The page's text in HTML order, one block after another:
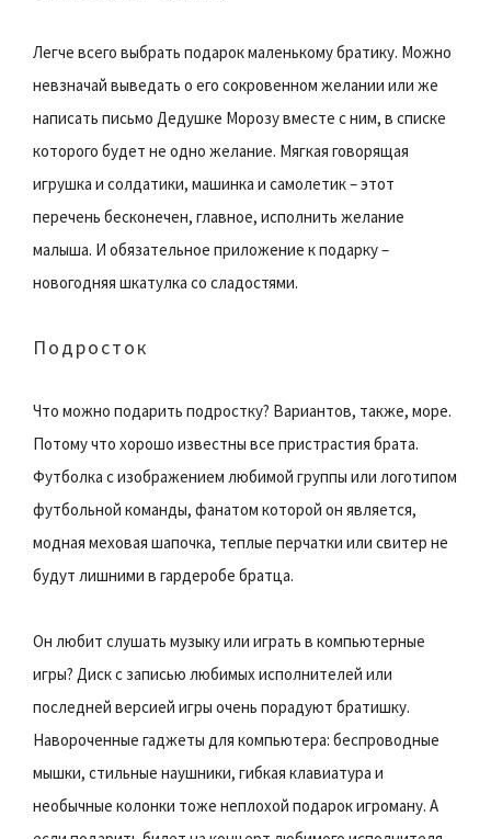
Легче всего выбрать подарок маленькому братику. Можно
невзначай выведать о его сокровенном желании или же
написать письмо Дедушке Морозу вместе с ним, в списке
которого будет не одно желание. Мягкая говорящая
игрушка и солдатики, машинка и самолетик – этот
перечень бесконечен, главное, исполнить желание
малыша. И обязательное приложение к подарку –
новогодняя шкатулка со сладостями.
Подросток
Что можно подарить подростку? Вариантов, также, море.
Потому что хорошо известны все пристрастия брата.
Футболка с изображением любимой группы или логотипом
футбольной команды, фанатом которой он является,
модная меховая шапочка, теплые перчатки или свитер не
будут лишними в гардеробе братца.
Он любит слушать музыку или играть в компьютерные
игры? Диск с записью любимых исполнителей или
последней версией игры очень порадуют братишку.
Навороченные гаджеты для компьютера: беспроводные
мышки, стильные наушники, гибкая клавиатура и
необычные колонки тоже неплохой подарок игроману. А